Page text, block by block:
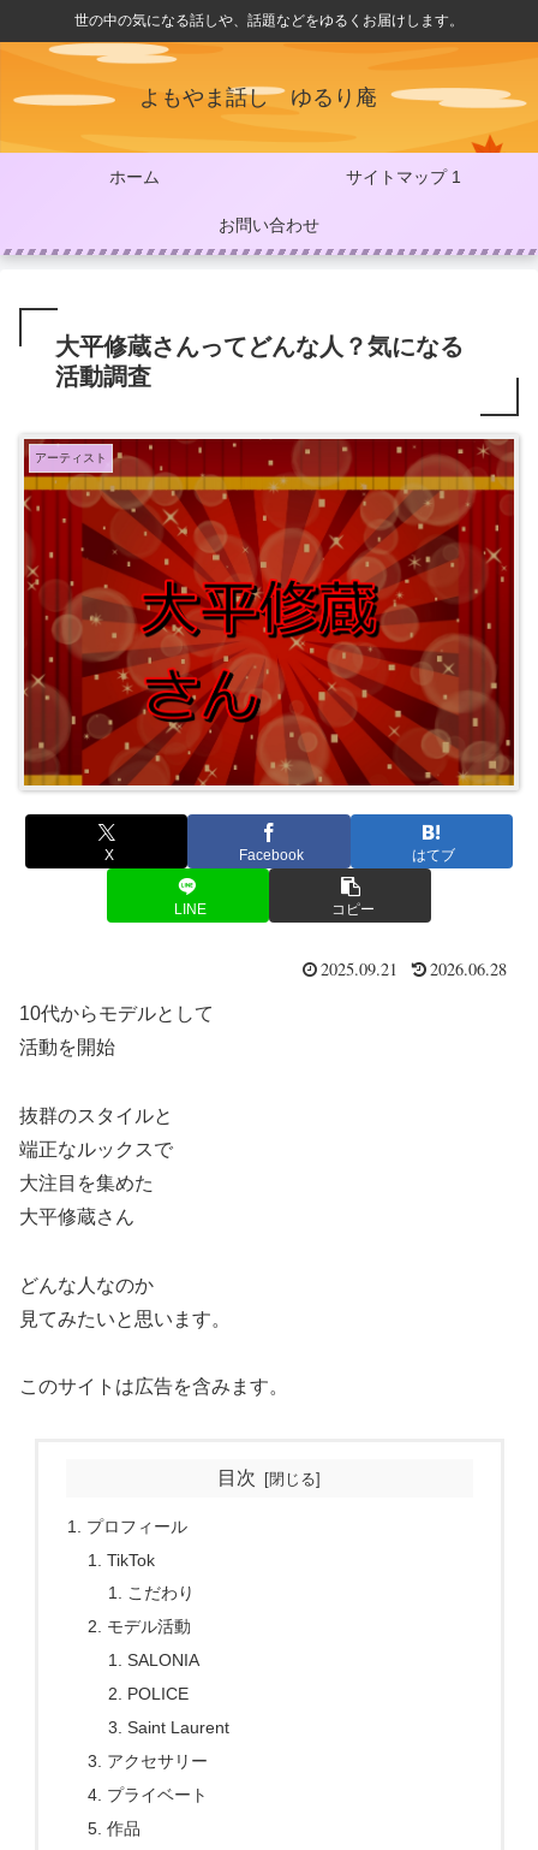
世の中の気になる話しや、話題などをゆるくお届けします。
よもやま話し ゆるり庵
ホーム サイトマップ 1
お問い合わせ
大平修蔵さんってどんな人？気になる
活動調査
アーティスト
X Facebook はてブ
LINE コピー
2025.09.21 2026.06.28
10代からモデルとして
活動を開始
抜群のスタイルと
端正なルックスで
大注目を集めた
大平修蔵さん
どんな人なのか
見てみたいと思います。
このサイトは広告を含みます。
目次
プロフィール
TikTok
こだわり
モデル活動
SALONIA
POLICE
Saint Laurent
アクセサリー
プライベート
作品